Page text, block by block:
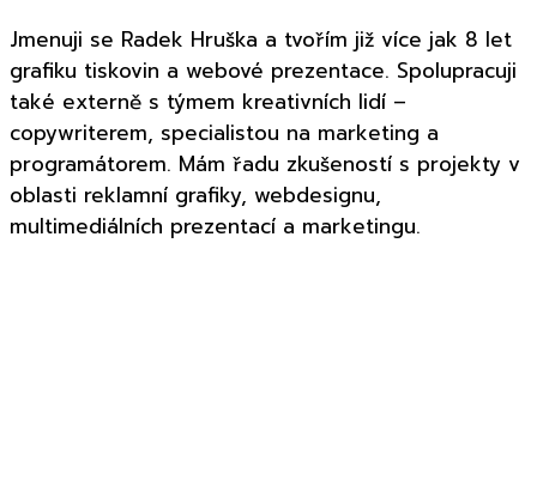
Jmenuji se Radek Hruška a tvořím již více jak 8 let
grafiku tiskovin a webové prezentace. Spolupracuji
také externě s týmem kreativních lidí –
copywriterem, specialistou na marketing a
programátorem. Mám řadu zkušeností s projekty v
oblasti reklamní grafiky, webdesignu,
multimediálních prezentací a marketingu.